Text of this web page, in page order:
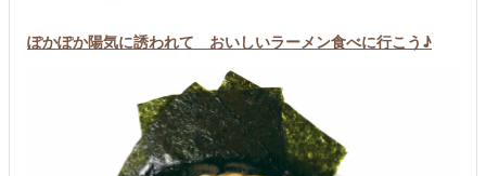
ぽかぽか陽気に誘われて おいしいラーメン食べに行こう♪